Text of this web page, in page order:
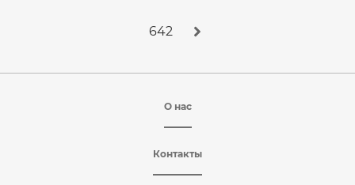
642
О нас
Контакты